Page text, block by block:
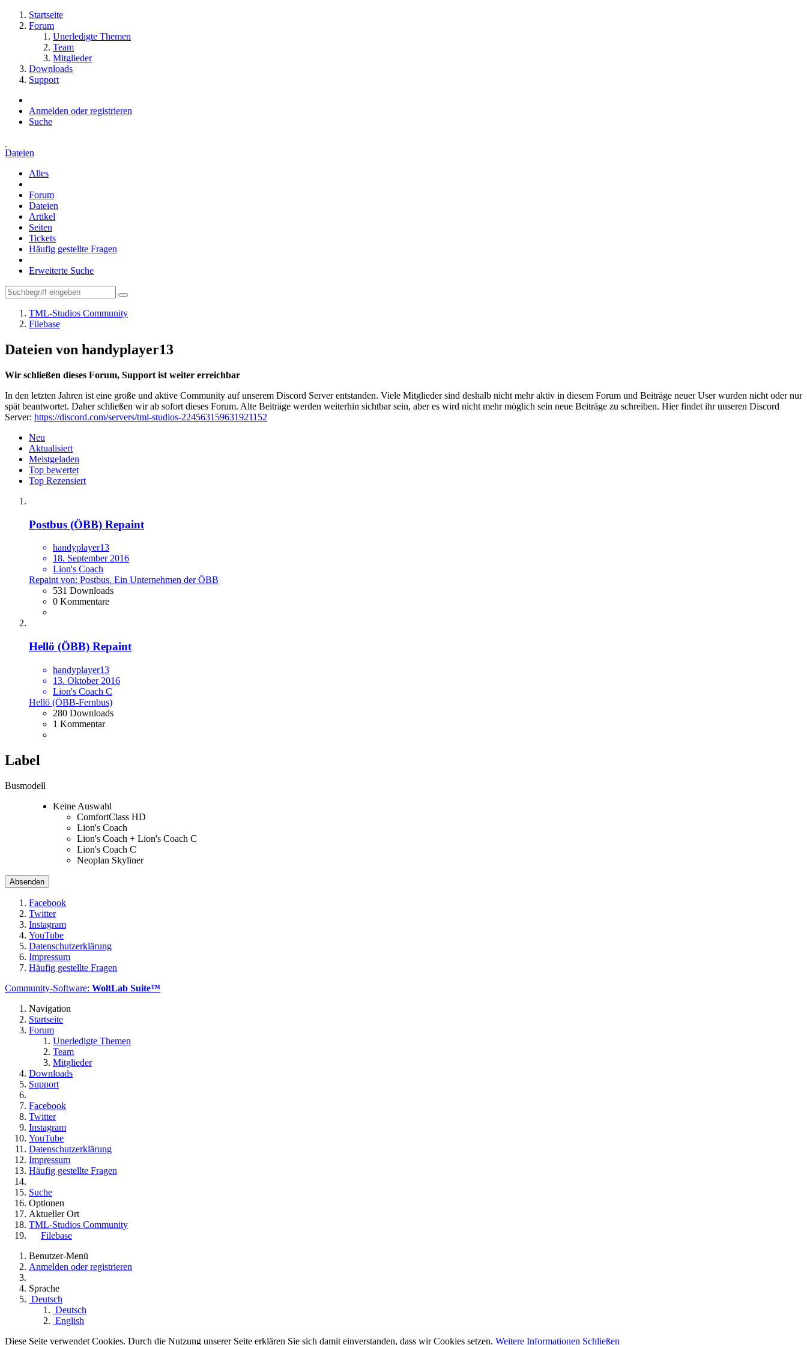
Startseite
Forum
Unerledigte Themen
Team
Mitglieder
Downloads
Support
Anmelden oder registrieren
Suche
Dateien
Alles
Forum
Dateien
Artikel
Seiten
Tickets
Häufig gestellte Fragen
Erweiterte Suche
TML-Studios Community
Filebase
Dateien von handyplayer13
Wir schließen dieses Forum, Support ist weiter erreichbar
In den letzten Jahren ist eine große und aktive Community auf unserem Discord Server entstanden. Viele Mitglieder sind deshalb nicht mehr aktiv in diesem Forum und Beiträge neuer User wurden nicht oder nur
spät beantwortet. Daher schließen wir ab sofort dieses Forum. Alte Beiträge werden weiterhin sichtbar sein, aber es wird nicht mehr möglich sein neue Beiträge zu schreiben. Hier findet ihr unseren Discord
Server: https://discord.com/servers/tml-studios-224563159631921152
Neu
Aktualisiert
Meistgeladen
Top bewertet
Top Rezensiert
Postbus (ÖBB) Repaint
handyplayer13
18. September 2016
Lion's Coach
Repaint von: Postbus. Ein Unternehmen der ÖBB
531 Downloads
0 Kommentare
Hellö (ÖBB) Repaint
handyplayer13
13. Oktober 2016
Lion's Coach C
Hellö (ÖBB-Fernbus)
280 Downloads
1 Kommentar
Label
Busmodell
Keine Auswahl
ComfortClass HD
Lion's Coach
Lion's Coach + Lion's Coach C
Lion's Coach C
Neoplan Skyliner
Facebook
Twitter
Instagram
YouTube
Datenschutzerklärung
Impressum
Häufig gestellte Fragen
Community-Software: WoltLab Suite™
Navigation
Startseite
Forum
Unerledigte Themen
Team
Mitglieder
Downloads
Support
Facebook
Twitter
Instagram
YouTube
Datenschutzerklärung
Impressum
Häufig gestellte Fragen
Suche
Optionen
Aktueller Ort
TML-Studios Community
Filebase
Benutzer-Menü
Anmelden oder registrieren
Sprache
Deutsch
Deutsch
English
Diese Seite verwendet Cookies. Durch die Nutzung unserer Seite erklären Sie sich damit einverstanden, dass wir Cookies setzen. Weitere Informationen Schließen